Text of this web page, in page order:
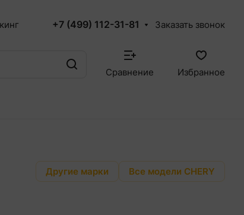
+7 (499) 112-31-81 Заказать звонок
Сравнение Избранное
Другие марки Все модели CHERY